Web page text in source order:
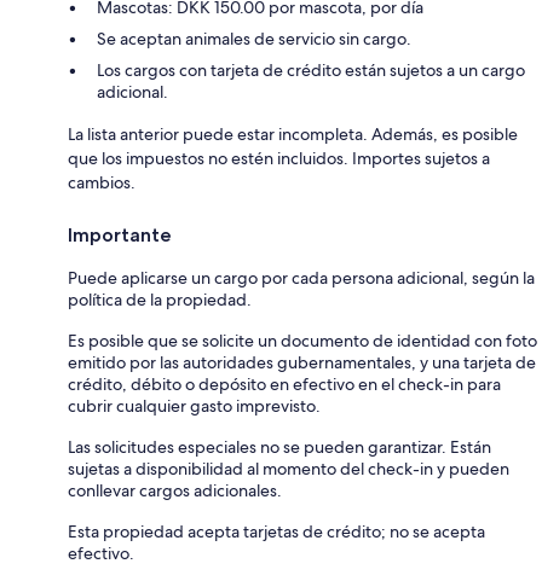
Mascotas: DKK 150.00 por mascota, por día
Se aceptan animales de servicio sin cargo.
Los cargos con tarjeta de crédito están sujetos a un cargo
adicional.
La lista anterior puede estar incompleta. Además, es posible
que los impuestos no estén incluidos. Importes sujetos a
cambios.
Importante
Puede aplicarse un cargo por cada persona adicional, según la
política de la propiedad.
Es posible que se solicite un documento de identidad con foto
emitido por las autoridades gubernamentales, y una tarjeta de
crédito, débito o depósito en efectivo en el check-in para
cubrir cualquier gasto imprevisto.
Las solicitudes especiales no se pueden garantizar. Están
sujetas a disponibilidad al momento del check-in y pueden
conllevar cargos adicionales.
Esta propiedad acepta tarjetas de crédito; no se acepta
efectivo.